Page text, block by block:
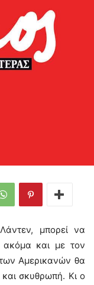
μπορεί να
ακόμα και με τον
Αμερικανών θα
και σκυθρωπή. Κι ο